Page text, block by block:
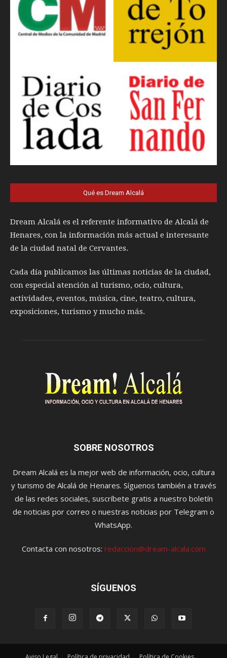
Qué es Dream Alcalá
Dream Alcalá es el referente informativo de Alcalá de
Henares, con la información más actual e interesante
de la ciudad natal de Cervantes.
Cada día publicamos las últimas noticias de la ciudad,
con especial atención al turismo, ocio, cultura,
actividades, eventos, música, cine, teatro, cultura,
exposiciones, turismo y mucho más.
SOBRE NOSOTROS
Dream Alcalá es la mejor web de información, ocio, cultura
y turismo de Alcalá de Henares. Síguenos también a través
de las redes sociales, suscríbete gratis a nuestro boletín
de noticias por correo o nuestras noticias por Telegram o
WhatsApp.
Contacta con nosotros: redaccion@dream-alcala.com
SÍGUENOS